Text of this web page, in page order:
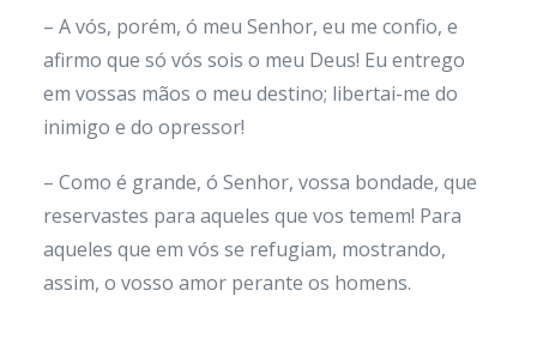
– A vós, porém, ó meu Senhor, eu me confio, e
afirmo que só vós sois o meu Deus! Eu entrego
em vossas mãos o meu destino; libertai-me do
inimigo e do opressor!
– Como é grande, ó Senhor, vossa bondade, que
reservastes para aqueles que vos temem! Para
aqueles que em vós se refugiam, mostrando,
assim, o vosso amor perante os homens.